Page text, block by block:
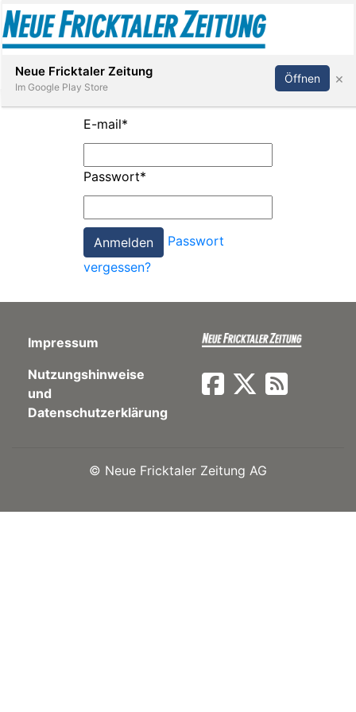
Paper
App
Abonnieren Anmelden
E-mail*
Passwort*
Passwort
vergessen?
Impressum
Nutzungshinweise
und
Datenschutzerklärung
© Neue Fricktaler Zeitung AG
Neue Fricktaler Zeitung
Im Google Play Store
Öffnen ×